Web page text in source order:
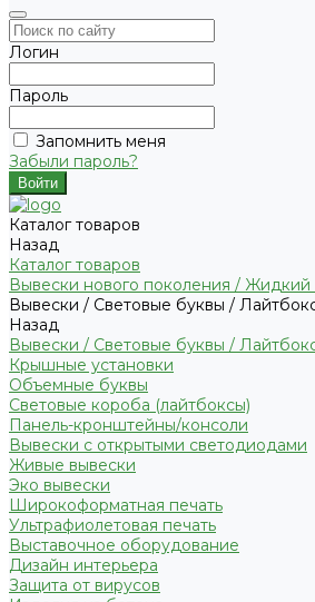
Логин
Пароль
Запомнить меня
Забыли пароль?
Каталог товаров
Назад
Каталог товаров
Вывески нового поколения / Жидкий
Вывески / Световые буквы /
Назад
Вывески / Световые буквы /
Крышные установки
Объемные буквы
Световые короба (лайтбоксы)
Панель-кронштейны/консоли
Вывески с открытыми светодиодами
Живые вывески
Эко вывески
Широкоформатная печать
Ультрафиолетовая печать
Выставочное оборудование
Дизайн интерьера
Защита от вирусов